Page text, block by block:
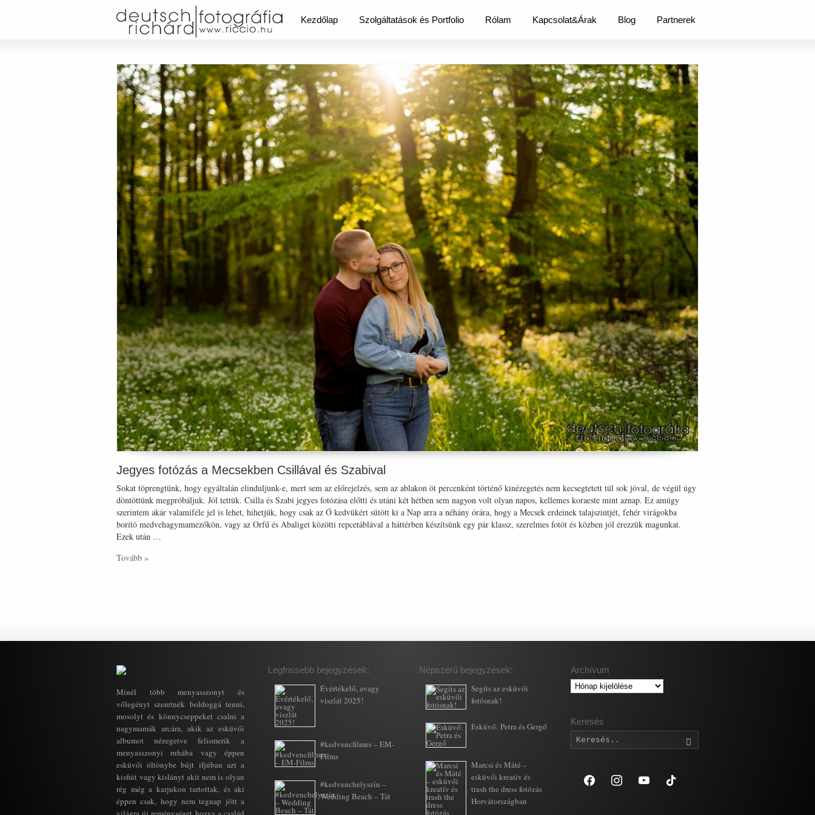
Kezdőlap Szolgáltatások és Portfolio Rólam Kapcsolat&Árak Blog Partnerek
Jegyes fotózás a Mecsekben Csillával és Szabival
Sokat töprengtünk, hogy egyáltalán elinduljunk-e, mert sem az előrejelzés, sem az ablakon öt percenként történő kinézegetés nem kecsegtetett túl sok jóval, de végül úgy
döntöttünk megpróbáljuk. Jól tettük. Csilla és Szabi jegyes fotózása előtti és utáni két hétben sem nagyon volt olyan napos, kellemes koraeste mint aznap. Ez amúgy
szerintem akár valamiféle jel is lehet, hihetjük, hogy csak az Ő kedvükért sütött ki a Nap arra a néhány órára, hogy a Mecsek erdeinek talajszintjét, fehér virágokba
borító medvehagymamezőkön, vagy az Orfű és Abaliget közötti repcetáblával a háttérben készítsünk egy pár klassz, szerelmes fotót és közben jól érezzük magunkat.
Ezek után …
Tovább »
Minél több menyasszonyt és
vőlegényt szeretnék boldoggá tenni,
mosolyt és könnycseppeket csalni a
nagymamák arcára, akik az esküvői
albumot nézegetve felismerik a
menyasszonyi ruhába vagy éppen
esküvői öltönybe bújt ifjúban azt a
kisfiút vagy kislányt akit nem is olyan
rég még a karjukon tartottak, és aki
éppen csak, hogy nem tegnap jött a
Legfrissebb bejegyzések:
Évértékelő, avagy
viszlát 2025!
#kedvencfilmes – EM-
Films
#kedvenchelyszín –
Wedding Beach – Tát
Népszerű bejegyzések:
Segíts az esküvői
fotósnak!
Esküvő: Petra és Gergő
Marcsi és Máté –
esküvői kreatív és
trash the dress fotózás
Horvátországban
Archívum
Archívum
Keresés
Keresés
facebook instagram youtube tiktok